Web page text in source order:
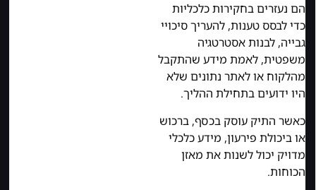
הם נעזרים בחקירות כלכליות
כדי לבסס טענות, להעריך סיכויי
גבייה, לבנות אסטרטגיה
משפטית, לאמת מידע שהתקבל
מהלקוח או לאתר נתונים שלא
היו ידועים בתחילת ההליך.
כאשר התיק עוסק בכסף, ברכוש
או ביכולת פירעון, מידע כלכלי
מדויק יכול לשנות את מאזן
הכוחות.